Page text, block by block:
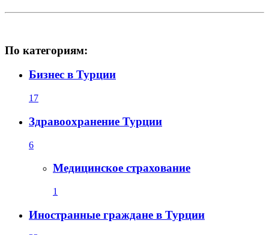
По категориям:
Бизнес в Турции
17
Здравоохранение Турции
6
Медицинское страхование
1
Иностранные граждане в Турции